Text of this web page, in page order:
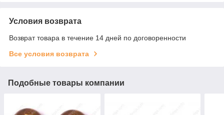
Условия возврата
Возврат товара в течение 14 дней по договоренности
Все условия возврата
Подобные товары компании